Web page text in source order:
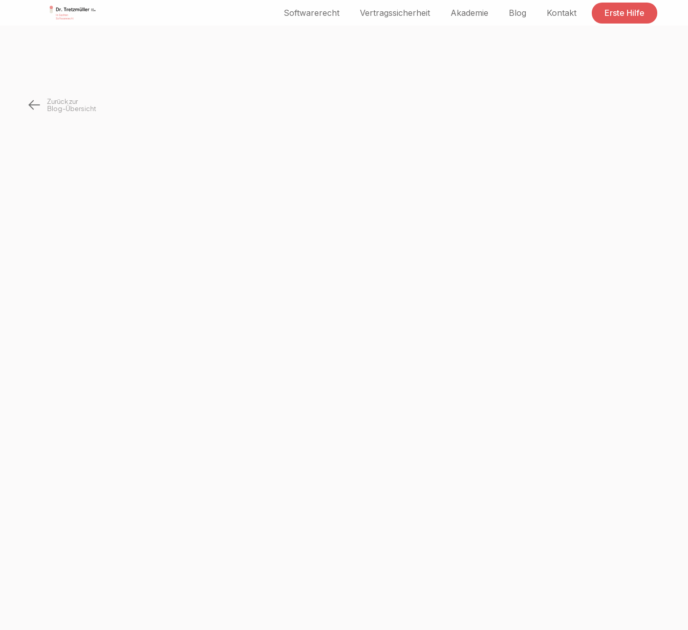
Softwarerecht Vertragssicherheit Akademie Blog Kontakt Erste Hilfe
Zurück zur
Blog-Übersicht